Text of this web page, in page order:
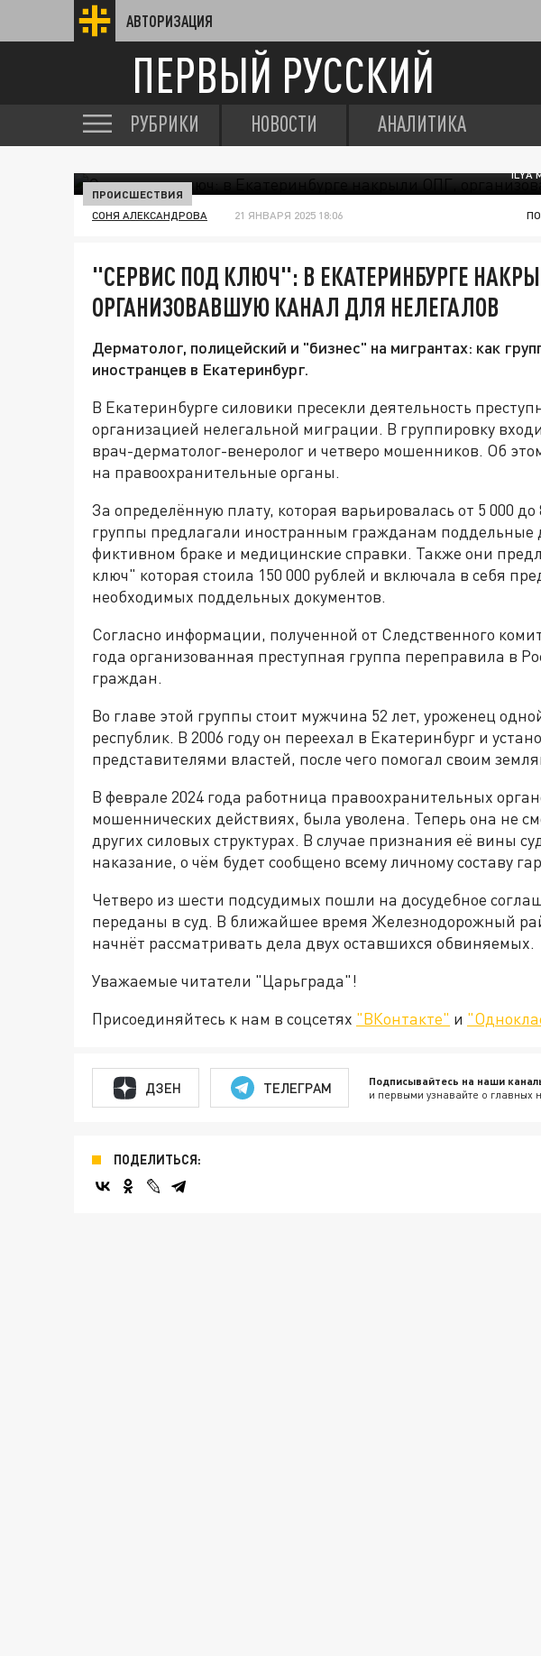
АВТОРИЗАЦИЯ
ПЕРВЫЙ РУССКИЙ
РУБРИКИ НОВОСТИ АНАЛИТИКА
ILYA
ПРОИСШЕСТВИЯ
СОНЯ АЛЕКСАНДРОВА 21 ЯНВАРЯ 2025 18:06
"СЕРВИС ПОД КЛЮЧ": В ЕКАТЕРИНБУРГЕ
ОРГАНИЗОВАВШУЮ КАНАЛ ДЛЯ НЕЛЕГАЛОВ
Дерматолог, полицейский и "бизнес" на мигрантах: как
иностранцев в Екатеринбург.
В Екатеринбурге силовики пресекли деятельность
организацией нелегальной миграции. В группировку
врач-дерматолог-венеролог и четверо мошенников. Об
на правоохранительные органы.
За определённую плату, которая варьировалась от 5 000
группы предлагали иностранным гражданам поддельные
фиктивном браке и медицинские справки. Также они
ключ" которая стоила 150 000 рублей и включала в себя
необходимых поддельных документов.
Согласно информации, полученной от Следственного
года организованная преступная группа переправила в
граждан.
Во главе этой группы стоит мужчина 52 лет, уроженец
республик. В 2006 году он переехал в Екатеринбург и
представителями властей, после чего помогал своим
В феврале 2024 года работница правоохранительных
мошеннических действиях, была уволена. Теперь она не
других силовых структурах. В случае признания её вины
наказание, о чём будет сообщено всему личному составу
Четверо из шести подсудимых пошли на досудебное
переданы в суд. В ближайшее время Железнодорожный
начнёт рассматривать дела двух оставшихся обвиняемых.
Уважаемые читатели "Царьграда"!
Присоединяйтесь к нам в соцсетях "ВКонтакте" и
ДЗЕН ТЕЛЕГРАМ Подписывайтесь на наши
и первыми узнавайте о главных
ПОДЕЛИТЬСЯ: